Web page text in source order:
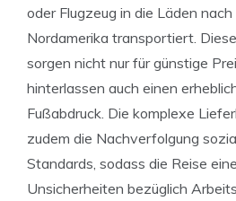
oder Flugzeug in die Läden
Nordamerika transportiert.
sorgen nicht nur für günstige
hinterlassen auch einen
Fußabdruck. Die komplexe
zudem die Nachverfolgung
Standards, sodass die Reise
Unsicherheiten bezüglich